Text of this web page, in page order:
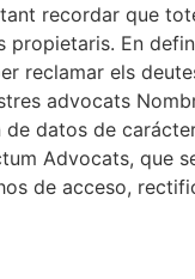
recordar que
propietaris. En
reclamar els
advocats
datos de
Advocats, que
de acceso,